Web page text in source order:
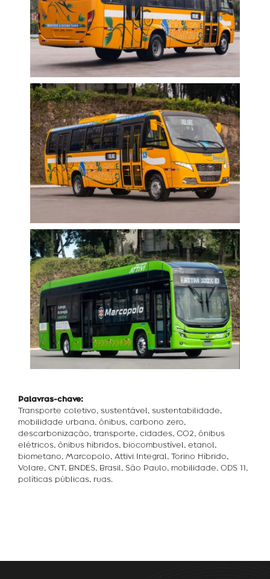
Palavras-chave:
Transporte coletivo, sustentável, sustentabilidade,
mobilidade urbana, ônibus, carbono zero,
descarbonização, transporte, cidades, CO2, ônibus
elétricos, ônibus híbridos, biocombustível, etanol,
biometano, Marcopolo, Attivi Integral, Torino Híbrido,
Volare, CNT, BNDES, Brasil, São Paulo, mobilidade, ODS 11,
políticas públicas, ruas.